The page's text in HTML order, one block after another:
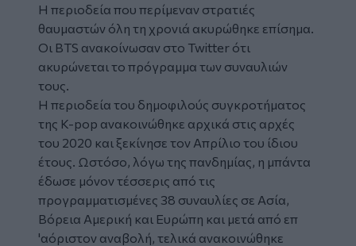
H περιοδεία που περίμεναν στρατιές
θαυμαστών όλη τη χρονιά ακυρώθηκε επίσημα.
Οι BTS ανακοίνωσαν στο Twitter ότι
ακυρώνεται το πρόγραμμα των συναυλιών
τους.
Η περιοδεία του δημοφιλούς συγκροτήματος
της K-pop ανακοινώθηκε αρχικά στις αρχές
του 2020 και ξεκίνησε τον Απρίλιο του ίδιου
έτους. Ωστόσο, λόγω της πανδημίας, η μπάντα
έδωσε μόνον τέσσερις από τις
προγραμματισμένες 38 συναυλίες σε Ασία,
Βόρεια Αμερική και Ευρώπη και μετά από επ
'αόριστον αναβολή, τελικά ανακοινώθηκε